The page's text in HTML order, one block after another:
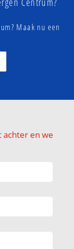
Maak nu een
achter en we